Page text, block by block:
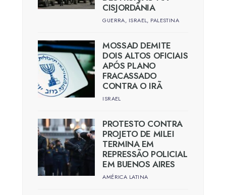
CISJORDÂNIA
GUERRA, ISRAEL, PALESTINA
MOSSAD DEMITE
DOIS ALTOS OFICIAIS
APÓS PLANO
FRACASSADO
CONTRA O IRÃ
ISRAEL
PROTESTO CONTRA
PROJETO DE MILEI
TERMINA EM
REPRESSÃO POLICIAL
EM BUENOS AIRES
AMÉRICA LATINA